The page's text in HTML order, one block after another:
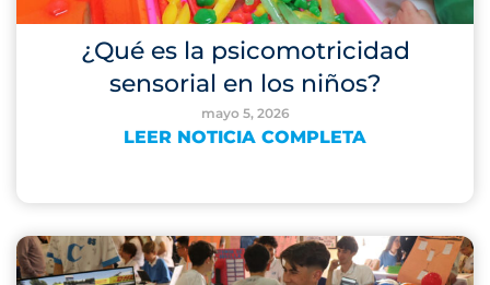
¿Qué es la psicomotricidad
sensorial en los niños?
mayo 5, 2026
LEER NOTICIA COMPLETA